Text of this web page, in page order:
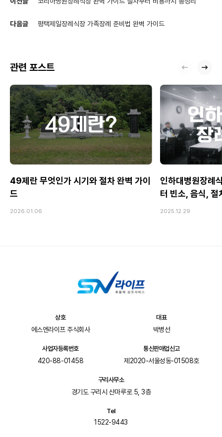
다음글 평택제일장례식장 가족장례 준비법 완벽 가이드
관련 포스트
49제란 무엇인가 시기와 절차 완벽 가이
드
2026.01.06
인하대병원장례
터 빈소, 음식, 절
2025.12.29
상호
에스엔라이프 주식회사
대표
박병선
사업자등록번호
420-88-01458
통신판매업신고
제2020-서울성동-01508호
구리사무소
경기도 구리시 산마루로 5, 3층
Tel
1522-9443